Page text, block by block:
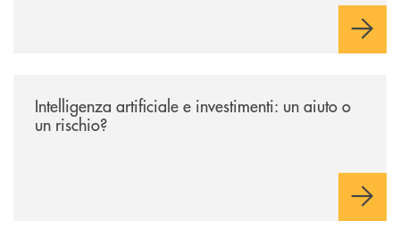
Intelligenza artificiale e investimenti: un aiuto o
un rischio?